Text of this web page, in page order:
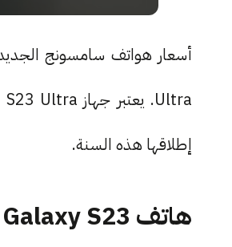
إطلاقها هذه السنة.
هاتف Samsung Galaxy S23 و S23+